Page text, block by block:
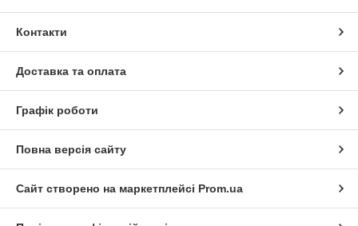
Контакти
Доставка та оплата
Графік роботи
Повна версія сайту
Сайт створено на маркетплейсі Prom.ua